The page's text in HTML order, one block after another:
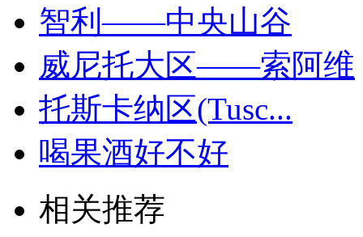
智利——中央山谷
威尼托大区——索阿维
托斯卡纳区(Tusc...
喝果酒好不好
相关推荐